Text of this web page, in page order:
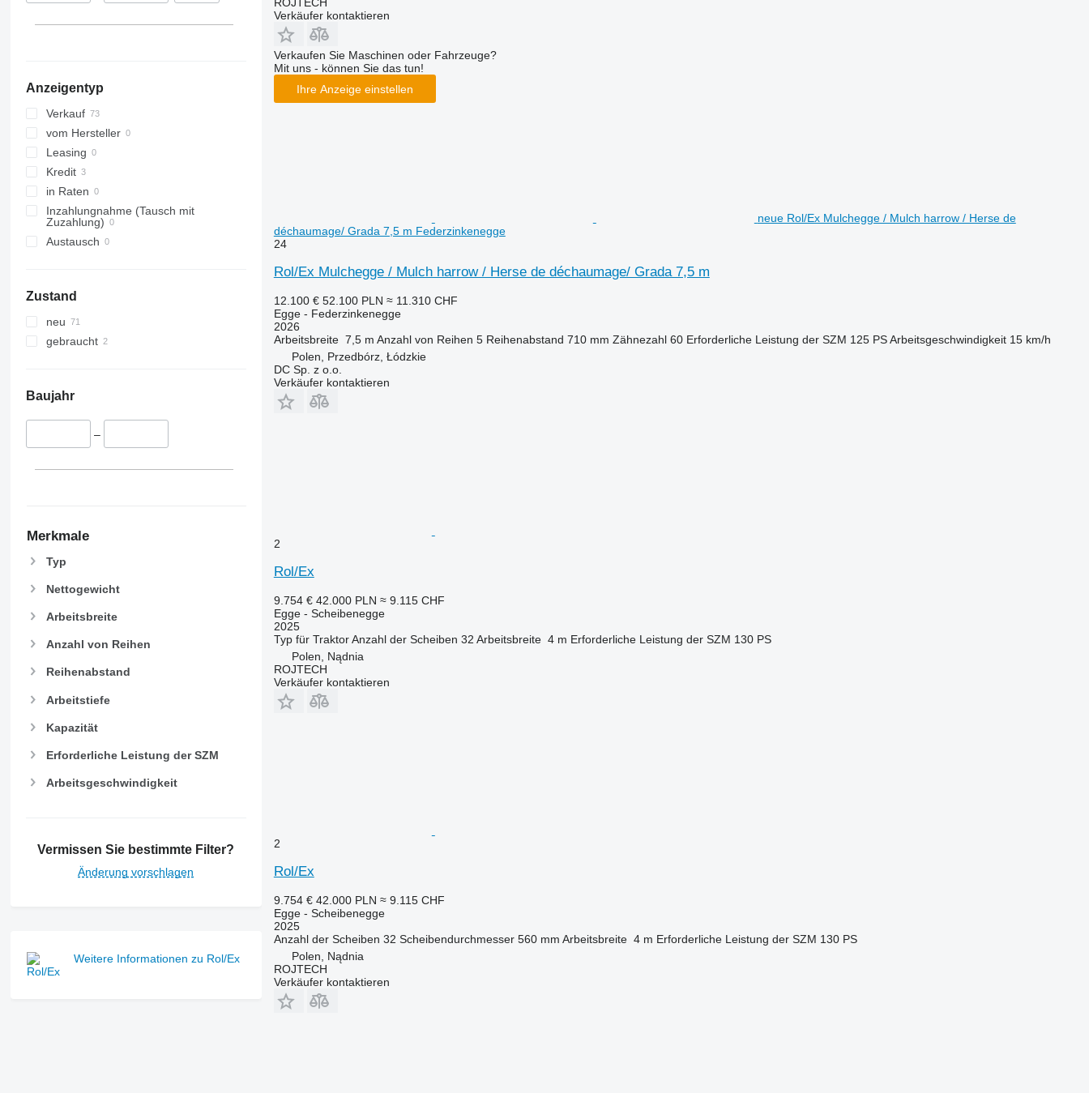
Anzeigentyp
Verkauf
vom Hersteller
Leasing
Kredit
in Raten
Inzahlungnahme (Tausch mit
Zuzahlung)
Austausch
Zustand
neu
gebraucht
Baujahr
–
Merkmale
Typ
Nettogewicht
Arbeitsbreite
Anzahl von Reihen
Reihenabstand
Arbeitstiefe
Kapazität
Erforderliche Leistung der SZM
Arbeitsgeschwindigkeit
Vermissen Sie bestimmte Filter?
Änderung vorschlagen
Weitere Informationen zu Rol/Ex
Verkäufer kontaktieren
Verkaufen Sie Maschinen oder Fahrzeuge?
Mit uns - können Sie das tun!
Ihre Anzeige einstellen
neue Rol/Ex Mulchegge / Mulch harrow / Herse de
déchaumage/ Grada 7,5 m Federzinkenegge
24
Rol/Ex Mulchegge / Mulch harrow / Herse de déchaumage/ Grada 7,5 m
12.100 € 52.100 PLN ≈ 11.310 CHF
Egge - Federzinkenegge
2026
Arbeitsbreite 7,5 m Anzahl von Reihen 5 Reihenabstand 710 mm Zähnezahl 60 Erforderliche Leistung der SZM 125 PS Arbeitsgeschwindigkeit 15 km/h
Polen, Przedbórz, Łódzkie
DC Sp. z o.o.
Verkäufer kontaktieren
2
Rol/Ex
9.754 € 42.000 PLN ≈ 9.115 CHF
Egge - Scheibenegge
2025
Typ für Traktor Anzahl der Scheiben 32 Arbeitsbreite 4 m Erforderliche Leistung der SZM 130 PS
Polen, Nądnia
ROJTECH
Verkäufer kontaktieren
2
Rol/Ex
9.754 € 42.000 PLN ≈ 9.115 CHF
Egge - Scheibenegge
2025
Anzahl der Scheiben 32 Scheibendurchmesser 560 mm Arbeitsbreite 4 m Erforderliche Leistung der SZM 130 PS
Polen, Nądnia
ROJTECH
Verkäufer kontaktieren